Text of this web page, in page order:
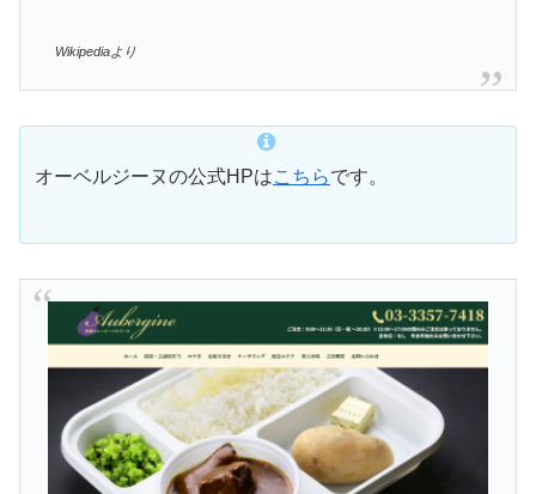
Wikipediaより
オーベルジーヌの公式HPはこちらです。